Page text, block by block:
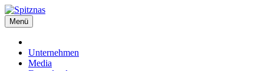
Menü
Unternehmen
Media